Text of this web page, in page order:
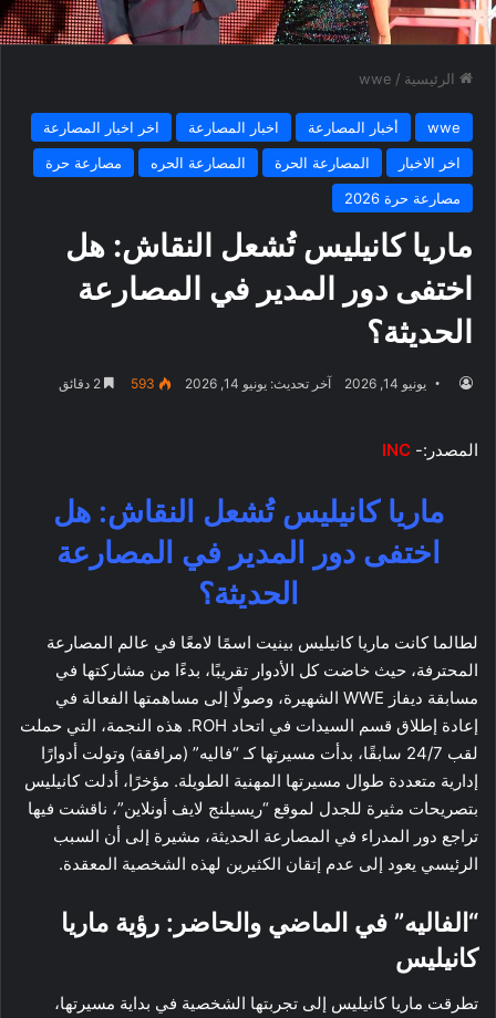
الرئيسية /
wwe
wwe أخبار المصارعة اخبار المصارعة
اخر اخبار المصارعة
اخر الاخبار
المصارعة الحرة المصارعة الحره
مصارعة حرة
مصارعة حرة 2026
ماريا كانيليس تُشعل النقاش: هل
اختفى دور المدير في المصارعة
الحديثة؟
يونيو 14, 2026 آخر تحديث: يونيو 14, 2026 593
المصدر:- INC
ماريا كانيليس تُشعل النقاش: هل
اختفى دور المدير في المصارعة
الحديثة؟
لطالما كانت ماريا كانيليس بينيت اسمًا لامعًا في عالم المصارعة
المحترفة، حيث خاضت كل الأدوار تقريبًا، بدءًا من مشاركتها في
مسابقة ديفاز WWE الشهيرة، وصولًا إلى مساهمتها الفعالة في
إعادة إطلاق قسم السيدات في اتحاد ROH. هذه النجمة، التي حملت
لقب 24/7 سابقًا، بدأت مسيرتها كـ “فاليه” (مرافقة) وتولت أدوارًا
إدارية متعددة طوال مسيرتها المهنية الطويلة. مؤخرًا، أدلت كانيليس
بتصريحات مثيرة للجدل لموقع “ريسيلنج لايف أونلاين”، ناقشت فيها
تراجع دور المدراء في المصارعة الحديثة، مشيرة إلى أن السبب
الرئيسي يعود إلى عدم إتقان الكثيرين لهذه الشخصية المعقدة.
“الفاليه” في الماضي والحاضر: رؤية ماريا
كانيليس
تطرقت ماريا كانيليس إلى تجربتها الشخصية في بداية مسيرتها،